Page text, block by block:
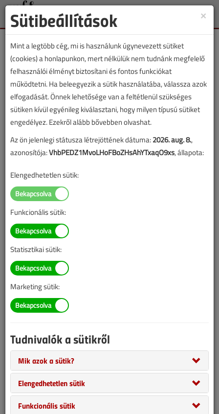
Toggle
Lapszám:
TARTALOM
Fűtéstechnika
Szerviz és garancia
2020/5. lapszám
Figylem! Ez a cikk 6 éve frissült utoljára. A benne szereplő
információk mára aktualitásukat veszíthették, valamint a tartalom
helyenként hiányos lehet (képek, táblázatok stb.).
Általánosságban elmondható, hogy tüzelőberendezéseink
garanciáját csak akkor érvényesíthetjük, ha azt szakszerűen
telepítették, és gondoskodtak az előírt, úgyszintén szakszerű
felülvizsgálatokról, szervizekről. Az egyes gyártók ezzel
×
Sütibeállítások
Mint a legtöbb cég, mi is használunk úgynevezett sütiket
(cookies) a honlapunkon, mert nélkülük nem tudnánk megfelelő
felhasználói élményt biztosítani és fontos funkciókat
működtetni. Ha beleegyezik a sütik használatába, válassza azok
elfogadását. Önnek lehetősége van a feltétlenül szükséges
sütiken kívül egyénileg kiválasztani, hogy milyen típusú sütiket
engedélyez. Ezekről alább bővebben olvashat.
Az ön jelenlegi státusza létrejöttének dátuma:2026. aug. 8.,
azonosítója:VhbPEDZ1MvoLHoFBoZHsAhYTxaqO9xs, állapota:
Elengedhetetlen sütik:
Funkcionális sütik:
Statisztikai sütik:
Marketing sütik:
Tudnivalók a sütikről
Mik azok a sütik?
Elengedhetetlen sütik
Funkcionális sütik